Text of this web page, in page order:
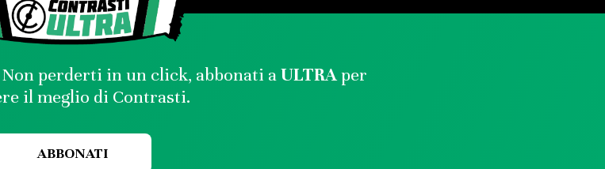
perderti in un click, abbonati aULTRAper
il meglio di Contrasti.
ABBONATI